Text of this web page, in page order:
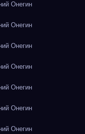
Онегин
Онегин
Онегин
Онегин
Онегин
Онегин
Онегин